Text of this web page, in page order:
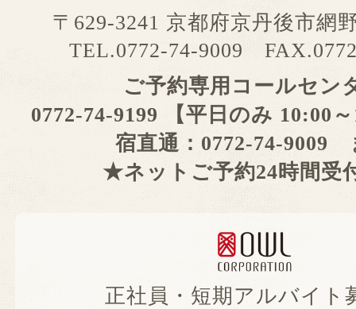
〒629-3241 京都府京丹後市網
TEL.0772-74-9009
ご予約専用コールセン
0772-74-9199 【平日のみ 10:00
宿直通：0772-74-9009
★ネットご予約24時間受
正社員・短期アルバイト